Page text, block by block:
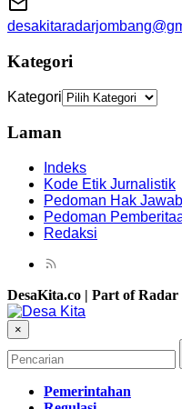
Kategori
Kategori
Laman
Indeks
Kode Etik Jurnalistik
Pedoman Hak Jawab
Pedoman
Redaksi
DesaKita.co | Part of
×
Pemerintahan